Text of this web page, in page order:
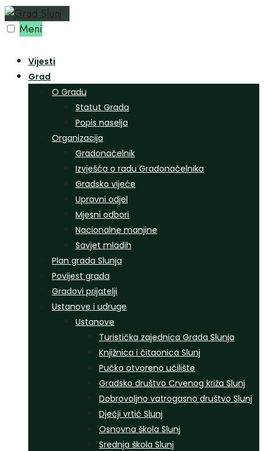
Preskoči
na Meni
Vijesti
Grad
O Gradu
Statut Grada
Popis naselja
Organizacija
Gradonačelnik
Izvješća o radu Gradonačelnika
Gradsko vijeće
Upravni odjel
Mjesni odbori
Nacionalne manjine
Savjet mladih
Plan grada Slunja
Povijest grada
Gradovi prijatelji
Ustanove i udruge
Ustanove
Turistička zajednica Grada Slunja
Knjižnica i čitaonica Slunj
Pučko otvoreno učilište
Gradsko društvo Crvenog križa Slunj
Dobrovoljno vatrogasno društvo Slunj
Dječji vrtić Slunj
Osnovna škola Slunj
Srednja škola Slunj